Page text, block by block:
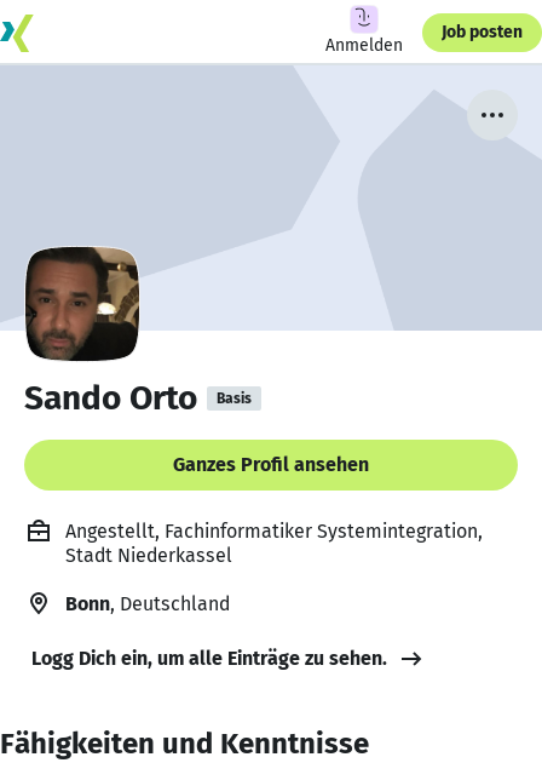
Anmelden
Job posten
Sando Orto Basis
Ganzes Profil ansehen
Angestellt, Fachinformatiker Systemintegration,
Stadt Niederkassel
Bonn, Deutschland
Logg Dich ein, um alle Einträge zu sehen.
Fähigkeiten und Kenntnisse